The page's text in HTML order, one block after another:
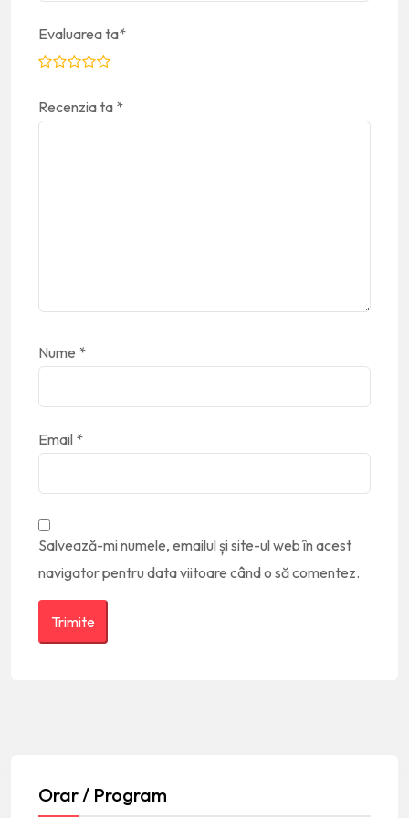
Evaluarea ta*
Recenzia ta *
Nume *
Email *
Salvează-mi numele, emailul și site-ul web în acest
navigator pentru data viitoare când o să comentez.
Orar / Program